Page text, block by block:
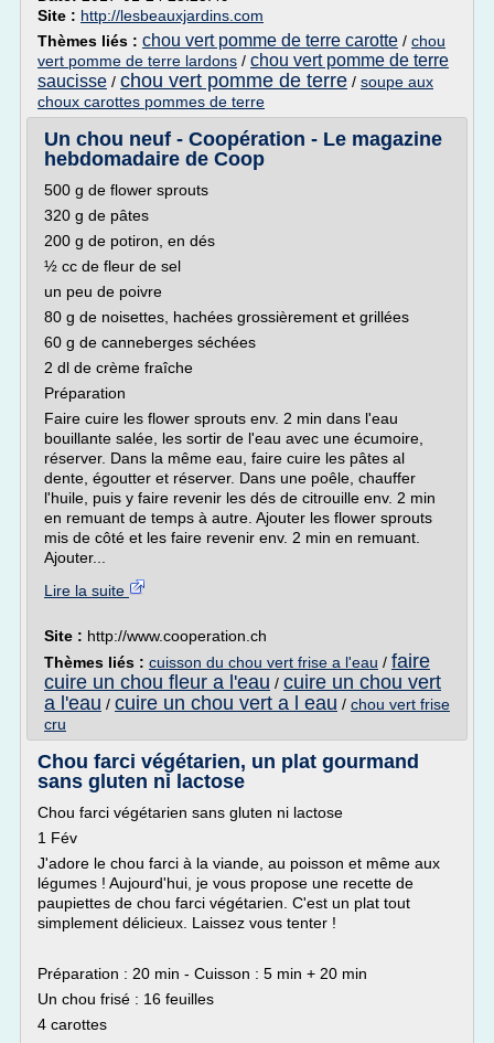
Site : http://lesbeauxjardins.com
Thèmes liés : chou vert pomme de terre carotte / chou
vert pomme de terre lardons / chou vert pomme de terre
saucisse / chou vert pomme de terre / soupe aux
choux carottes pommes de terre
Un chou neuf - Coopération - Le magazine
hebdomadaire de Coop
500 g de flower sprouts
320 g de pâtes
200 g de potiron, en dés
½ cc de fleur de sel
un peu de poivre
80 g de noisettes, hachées grossièrement et grillées
60 g de canneberges séchées
2 dl de crème fraîche
Préparation
Faire cuire les flower sprouts env. 2 min dans l'eau
bouillante salée, les sortir de l'eau avec une écumoire,
réserver. Dans la même eau, faire cuire les pâtes al
dente, égoutter et réserver. Dans une poêle, chauffer
l'huile, puis y faire revenir les dés de citrouille env. 2 min
en remuant de temps à autre. Ajouter les flower sprouts
mis de côté et les faire revenir env. 2 min en remuant.
Ajouter...
Lire la suite
Site : http://www.cooperation.ch
Thèmes liés : cuisson du chou vert frise a l'eau / faire
cuire un chou fleur a l'eau / cuire un chou vert
a l'eau / cuire un chou vert a l eau / chou vert frise
cru
Chou farci végétarien, un plat gourmand
sans gluten ni lactose
Chou farci végétarien sans gluten ni lactose
1 Fév
J'adore le chou farci à la viande, au poisson et même aux
légumes ! Aujourd'hui, je vous propose une recette de
paupiettes de chou farci végétarien. C'est un plat tout
simplement délicieux. Laissez vous tenter !
Préparation : 20 min - Cuisson : 5 min + 20 min
Un chou frisé : 16 feuilles
4 carottes